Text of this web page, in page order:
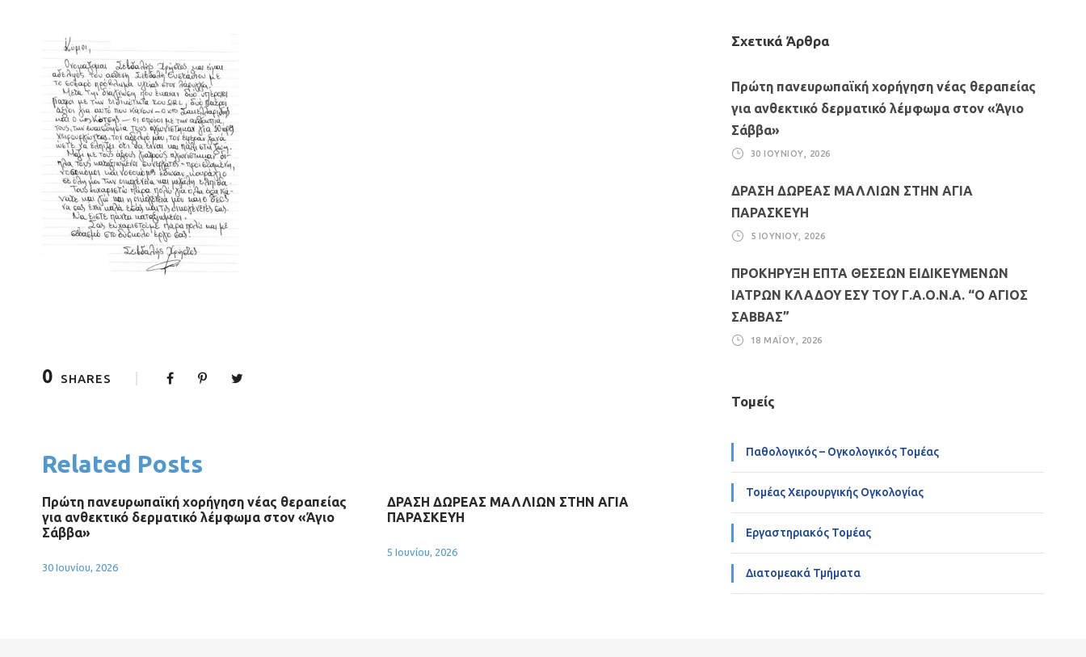
0 SHARES
Related Posts
Πρώτη πανευρωπαϊκή χορήγηση νέας θεραπείας
για ανθεκτικό δερματικό λέμφωμα στον «Άγιο
Σάββα»
30 Ιουνίου, 2026
ΔΡΑΣΗ ΔΩΡΕΑΣ ΜΑΛΛΙΩΝ ΣΤΗΝ ΑΓΙΑ
ΠΑΡΑΣΚΕΥΗ
5 Ιουνίου, 2026
Σχετικά Άρθρα
Πρώτη πανευρωπαϊκή χορήγηση νέας θεραπείας
για ανθεκτικό δερματικό λέμφωμα στον «Άγιο
Σάββα»
30 ΙΟΥΝΊΟΥ, 2026
ΔΡΑΣΗ ΔΩΡΕΑΣ ΜΑΛΛΙΩΝ ΣΤΗΝ ΑΓΙΑ
ΠΑΡΑΣΚΕΥΗ
5 ΙΟΥΝΊΟΥ, 2026
ΠΡΟΚΗΡΥΞΗ ΕΠΤΑ ΘΕΣΕΩΝ ΕΙΔΙΚΕΥΜΕΝΩΝ
ΙΑΤΡΩΝ ΚΛΑΔΟΥ ΕΣΥ ΤΟΥ Γ.Α.Ο.Ν.Α. “Ο ΑΓΙΟΣ
ΣΑΒΒΑΣ”
18 ΜΑΪ́ΟΥ, 2026
Τομείς
Παθολογικός – Ογκολογικός Τομέας
Τομέας Χειρουργικής Ογκολογίας
Εργαστηριακός Τομέας
Διατομεακά Τμήματα